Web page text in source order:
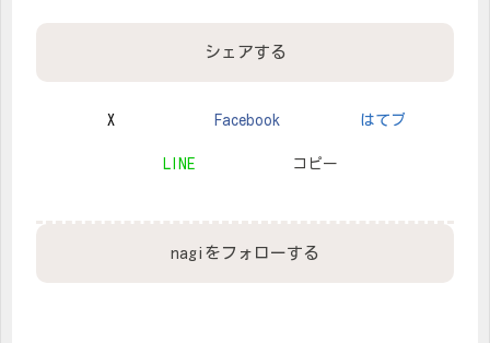
シェアする
X Facebook はてブ
LINE コピー
nagiをフォローする